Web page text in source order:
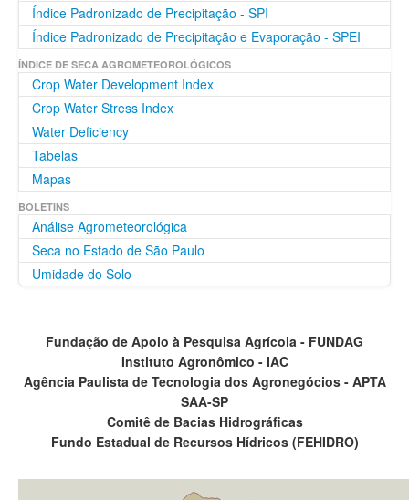
Índice Padronizado de Precipitação - SPI
Índice Padronizado de Precipitação e Evaporação - SPEI
ÍNDICE DE SECA AGROMETEOROLÓGICOS
Crop Water Development Index
Crop Water Stress Index
Water Deficiency
Tabelas
Mapas
BOLETINS
Análise Agrometeorológica
Seca no Estado de São Paulo
Umidade do Solo
Fundação de Apoio à Pesquisa Agrícola - FUNDAG
Instituto Agronômico - IAC
Agência Paulista de Tecnologia dos Agronegócios - APTA
SAA-SP
Comitê de Bacias Hidrográficas
Fundo Estadual de Recursos Hídricos (FEHIDRO)